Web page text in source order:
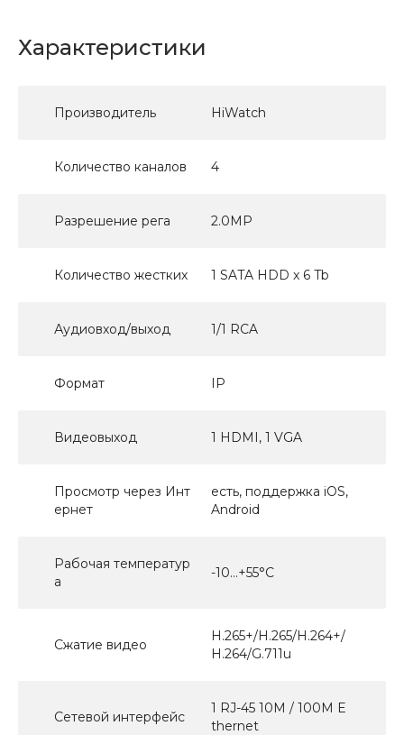
Характеристики
Производитель HiWatch
Количество каналов 4
Разрешение рега 2.0MP
Количество жестких 1 SATA HDD x 6 Tb
Аудиовход/выход 1/1 RCA
Формат IP
Видеовыход 1 HDMI, 1 VGA
Просмотр через Инт
ернет
есть, поддержка iOS,
Android
Рабочая температур
а
-10...+55°С
Сжатие видео
H.265+/H.265/H.264+/
H.264/G.711u
Сетевой интерфейс
1 RJ-45 10M / 100M E
thernet